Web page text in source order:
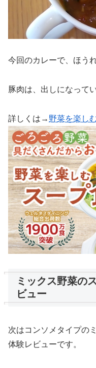
今回のカレーで、ほう
豚肉は、出しになって
詳しくは→ 野菜を楽し
ミックス野菜の
ビュー
次はコンソメタイプの
体験レビューです。